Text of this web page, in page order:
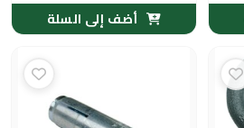
أضف إلى السلة